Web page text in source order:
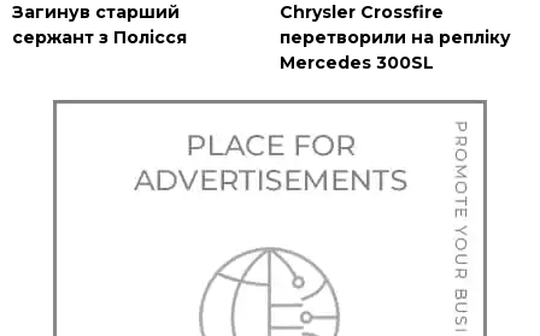
Загинув старший
сержант з Полісся
Chrysler Crossfire
перетворили на репліку
Mercedes 300SL